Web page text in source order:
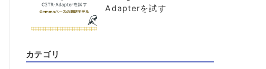
Adapterを試す
カテゴリ